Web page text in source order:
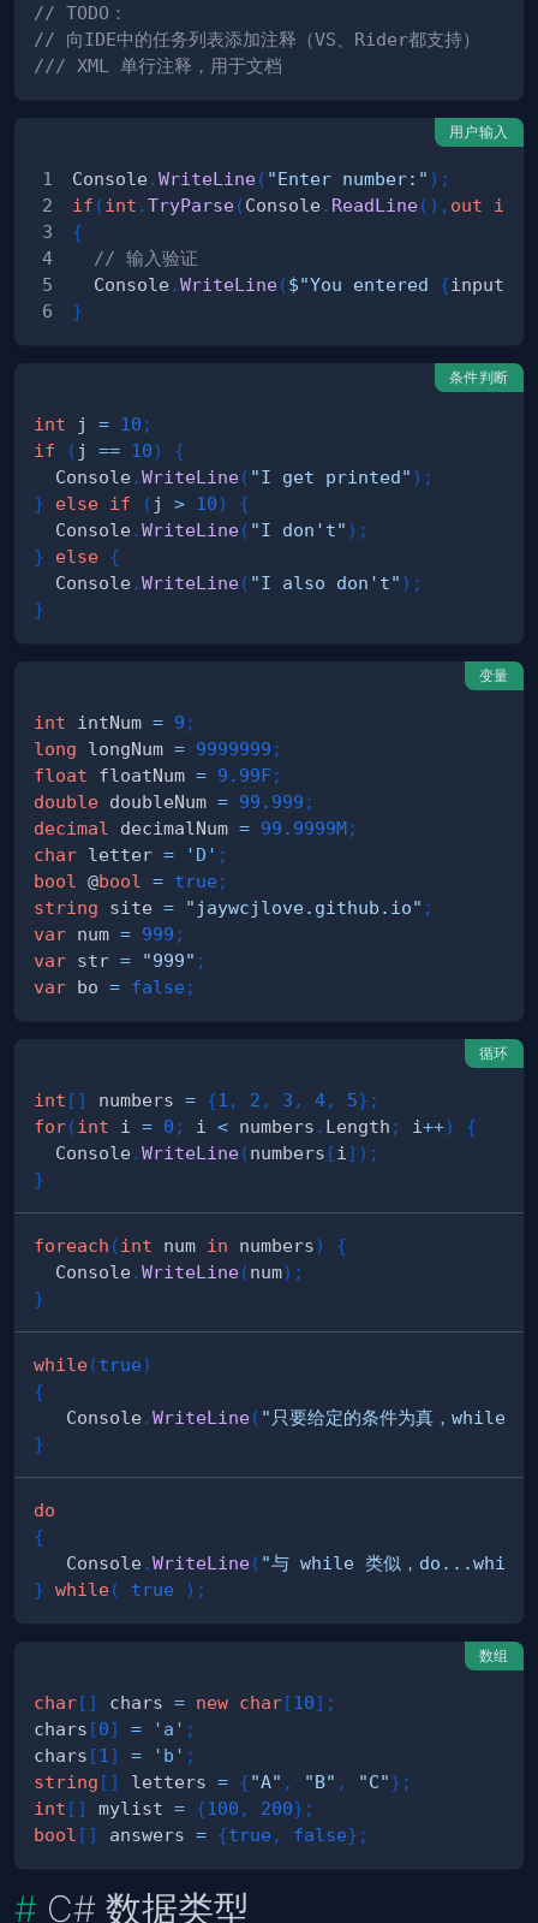
// TODO：
// 向IDE中的任务列表添加注释（VS、Rider都支持）
/// XML 单行注释，用于文档
用户输入
Console .WriteLine( "Enter number:" ) ;
if (int .TryParse(Console . ReadLine( ) , out int
{
// 输入验证
  Console
.WriteLine($"You entered {input
}
条件判断
int j = 10 ;
if
( j == 10)
{
  Console
.WriteLine( "I get printed" ) ;
}
else if ( j > 10)
{
  Console
.WriteLine( "I don't" ) ;
}
else {
  Console
.WriteLine( "I also don't" ) ;
}
变量
int intNum = 9 ;
long longNum = 9999999 ;
float floatNum = 9.99F;
double doubleNum = 99.999 ;
decimal
decimalNum = 99.9999M;
char letter = 'D' ;
bool
@bool = true ;
string site = "jaywcjlove.github.io" ;
var num = 999 ;
var str = "999" ;
var bo = false ;
循环
int [ ] numbers = {1 , 2 , 3 , 4, 5} ;
for(int i = 0 ; i < numbers . Length ; i++)
{
  Console
.WriteLine(numbers [ i ] ) ;
}
foreach (int num in numbers)
{
  Console
.WriteLine(num) ;
}
while(true)
{
   Console
.WriteLine( "只要给定的条件为真，while 循
}
do
{
   Console
.WriteLine( "与 while 类似，do...while 会
} while( true ) ;
数组
char[ ] chars = new char[10] ;
chars [0] = 'a' ;
chars [1 ] = 'b' ;
string [ ] letters = {"A" , "B" , "C"} ;
int [ ] mylist = {100 , 200} ;
bool [ ] answers = {true , false} ;
C# 数据类型